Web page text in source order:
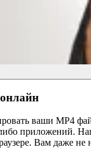
ваши MP4
приложений.
Вам даже не